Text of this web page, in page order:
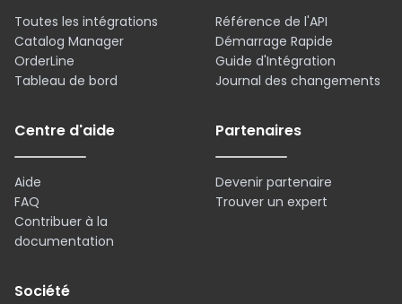
Toutes les intégrations
Catalog Manager
OrderLine
Tableau de bord
Référence de l'API
Démarrage Rapide
Guide d'Intégration
Journal des changements
Centre d'aide
Aide
FAQ
Contribuer à la
documentation
Partenaires
Devenir partenaire
Trouver un expert
Société